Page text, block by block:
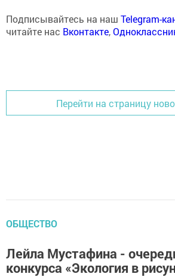
Подписывайтесь на наш Telegram-
читайте нас Вконтакте,
Перейти на страницу
ОБЩЕСТВО
Лейла Мустафина -
конкурса «Экология в